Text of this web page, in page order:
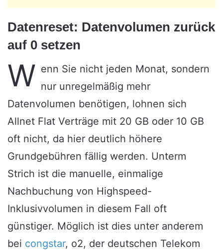
Datenreset: Datenvolumen zurück
auf 0 setzen
W enn Sie nicht jeden Monat, sondern
nur unregelmäßig mehr
Datenvolumen benötigen, lohnen sich
Allnet Flat Verträge mit 20 GB oder 10 GB
oft nicht, da hier deutlich höhere
Grundgebühren fällig werden. Unterm
Strich ist die manuelle, einmalige
Nachbuchung von Highspeed-
Inklusivvolumen in diesem Fall oft
günstiger. Möglich ist dies unter anderem
bei congstar, o2, der deutschen Telekom